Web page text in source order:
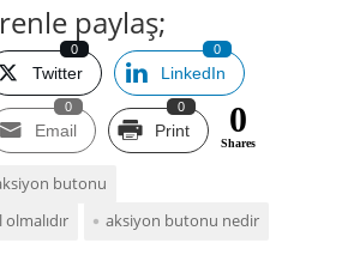
paylaş;
Twitter
0
LinkedIn
0
Email
0
Print
0 0
Shares
butonu
aksiyon butonu nedir